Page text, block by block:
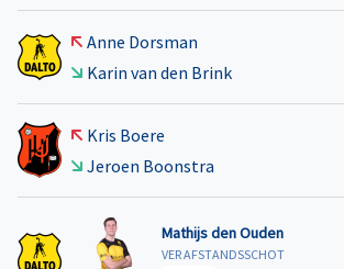
Anne Dorsman
Karin van den Brink
Kris Boere
Jeroen Boonstra
Mathijs den Ouden
VER AFSTANDSSCHOT